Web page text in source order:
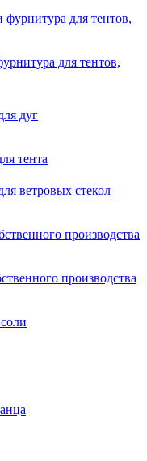
для тентов,
для тентов,
дуг
тента
ветровых стекол
производства
производства